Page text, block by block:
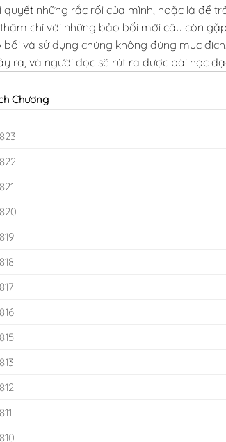
quyết những rắc rối của mình, hoặc là để
chí với những bảo bối mới cậu còn
và sử dụng chúng không đúng mục
ra, và người đọc sẽ rút ra được bài học
Chương